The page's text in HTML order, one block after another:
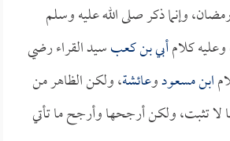
وإنما ذكر صلى الله عليه وسلم
وعليه كلامأبي بن كعبسيد القراء رضي
ابن مسعودوعائشة، ولكن الظاهر من
لا تثبت، ولكن أرجحها وأرجح ما تأتي